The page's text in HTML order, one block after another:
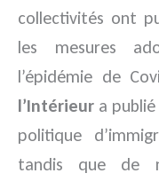
collectivités ont
les mesures
l’épidémie de
l’Intérieur a
politique
tandis que de